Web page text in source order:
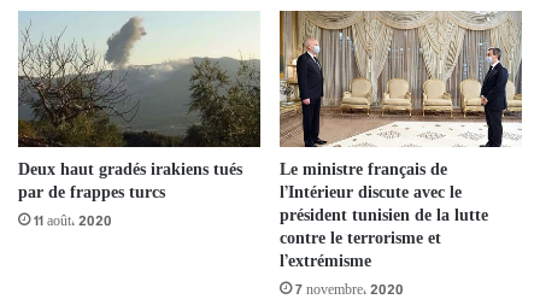
Deux haut gradés irakiens tués
par de frappes turcs
11 août، 2020
Le ministre français de
l’Intérieur discute avec le
président tunisien de la lutte
contre le terrorisme et
l’extrémisme
7 novembre، 2020